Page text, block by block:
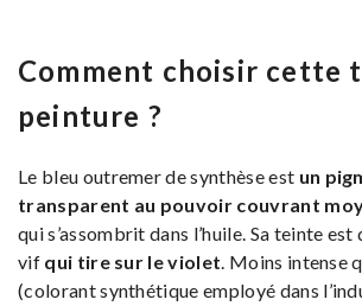
Comment choisir cette
peinture ?
Le bleu outremer de synthèse est un
transparent au pouvoir couvrant
qui s’assombrit dans l’huile. Sa teinte est
vif qui tire sur le violet. Moins intense
(colorant synthétique employé dans